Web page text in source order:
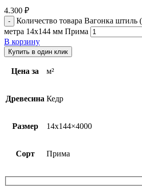
4.300 ₽
Количество товара Вагонка штиль
метра 14х144 мм Прима
В корзину
Купить в один клик
Цена за м²
Древесина Кедр
Размер 14х144×4000
Сорт Прима